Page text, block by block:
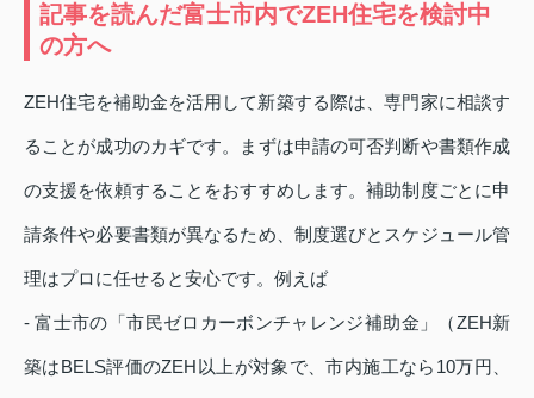
記事を読んだ富士市内でZEH住宅を検討中
の方へ
ZEH住宅を補助金を活用して新築する際は、専門家に相談す
ることが成功のカギです。まずは申請の可否判断や書類作成
の支援を依頼することをおすすめします。補助制度ごとに申
請条件や必要書類が異なるため、制度選びとスケジュール管
理はプロに任せると安心です。例えば
- 富士市の「市民ゼロカーボンチャレンジ補助金」（ZEH新
築はBELS評価のZEH以上が対象で、市内施工なら10万円、